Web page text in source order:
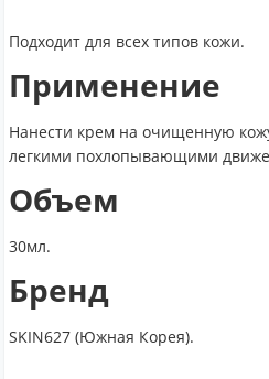
Подходит для всех типов кожи.
Применение
Нанести крем на очищенную
легкими похлопывающими
Объем
30мл.
Бренд
SKIN627 (Южная Корея).